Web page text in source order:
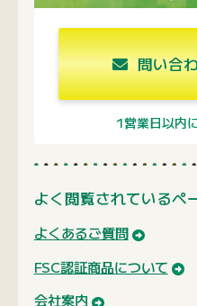
問い合
1営業日以内
よく閲覧されているペ
よくあるご質問
FSC認証商品について
会社案内